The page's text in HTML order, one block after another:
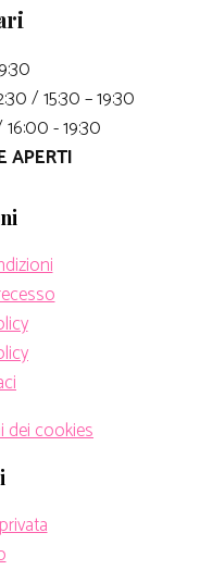
/ 15:30 – 19:30
- 19:30
APERTI
dei cookies